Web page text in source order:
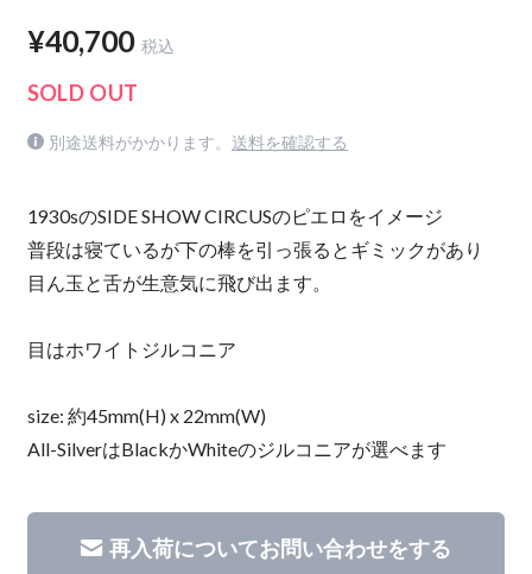
¥40,700 税込
SOLD OUT
別途送料がかかります。 送料を確認する
1930sのSIDE SHOW CIRCUSのピエロをイメージ
普段は寝ているが下の棒を引っ張るとギミックがあり
目ん玉と舌が生意気に飛び出ます。
目はホワイトジルコニア
size: 約45mm(H) x 22mm(W)
All-SilverはBlackかWhiteのジルコニアが選べます
再入荷についてお問い合わせをする